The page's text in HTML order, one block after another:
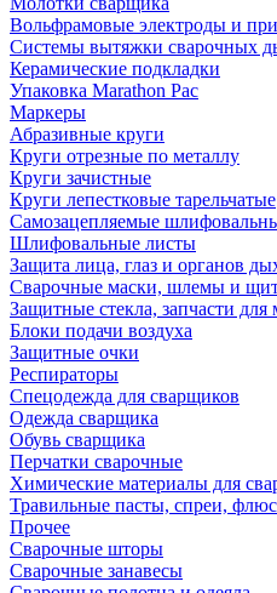
Вольфрамовые электроды и
Системы вытяжки сварочных
Керамические подкладки
Упаковка Marathon Pac
Маркеры
Абразивные круги
Круги отрезные по металлу
Круги зачистные
Круги лепестковые тарельчатые
Самозацепляемые
Шлифовальные листы
Защита лица, глаз и органов
Сварочные маски, шлемы и
Защитные стекла, запчасти для
Блоки подачи воздуха
Защитные очки
Респираторы
Спецодежда для сварщиков
Одежда сварщика
Обувь сварщика
Перчатки сварочные
Химические материалы для
Травильные пасты, спреи,
Прочее
Сварочные шторы
Сварочные занавесы